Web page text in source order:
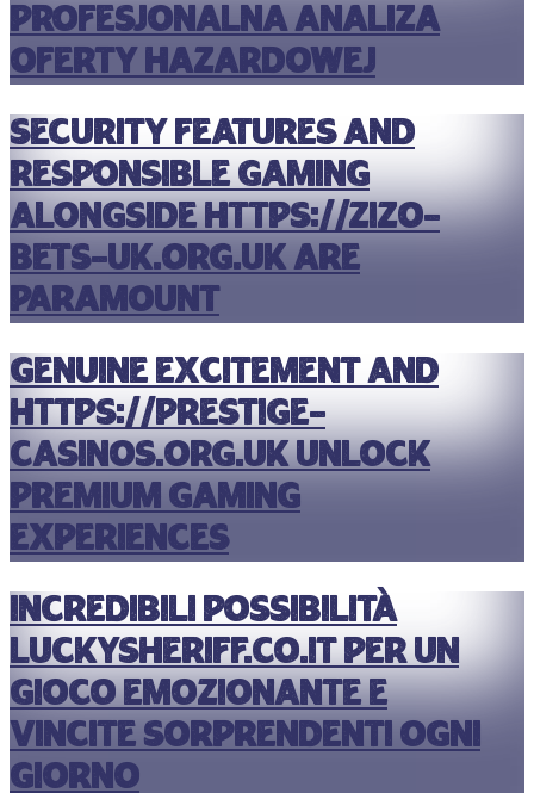
profesjonalna analiza
oferty hazardowej
Security features and
responsible gaming
alongside https://zizo-
bets-uk.org.uk are
paramount
Genuine excitement and
https://prestige-
casinos.org.uk unlock
premium gaming
experiences
Incredibili possibilità
luckysheriff.co.it per un
gioco emozionante e
vincite sorprendenti ogni
giorno